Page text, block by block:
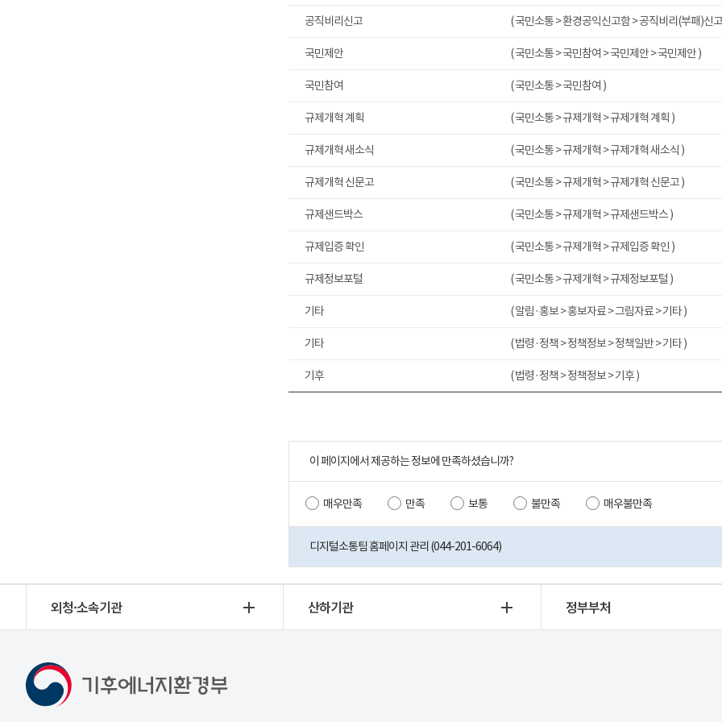
공직비리신고 ( 국민소통 > 환경공익신고함 > 공직비리(부패)신
국민제안 ( 국민소통 > 국민참여 > 국민제안 > 국민제안 )
국민참여 ( 국민소통 > 국민참여 )
규제개혁 계획 ( 국민소통 > 규제개혁 > 규제개혁 계획 )
규제개혁 새소식 ( 국민소통 > 규제개혁 > 규제개혁 새소식 )
규제개혁 신문고 ( 국민소통 > 규제개혁 > 규제개혁 신문고 )
규제샌드박스 ( 국민소통 > 규제개혁 > 규제샌드박스 )
규제입증 확인 ( 국민소통 > 규제개혁 > 규제입증 확인 )
규제정보포털 ( 국민소통 > 규제개혁 > 규제정보포털 )
기타 ( 알림·홍보 > 홍보자료 > 그림자료 > 기타 )
기타 ( 법령·정책 > 정책정보 > 정책일반 > 기타 )
기후 ( 법령·정책 > 정책정보 > 기후 )
이 페이지에서 제공하는 정보에 만족하셨습니까?
매우만족 만족 보통 불만족 매우불만족
디지털소통팀 홈페이지 관리 (044-201-6064)
외청·소속기관 산하기관 정부부처